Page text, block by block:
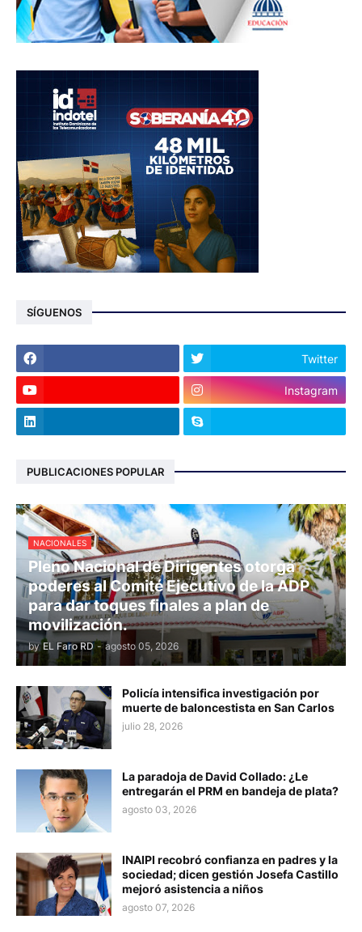
SÍGUENOS
Twitter
Instagram
PUBLICACIONES POPULAR
NACIONALES
Pleno Nacional de Dirigentes otorga
poderes al Comité Ejecutivo de la ADP
para dar toques finales a plan de
movilización.
by EL Faro RD - agosto 05, 2026
Policía intensifica investigación por
muerte de baloncestista en San Carlos
julio 28, 2026
La paradoja de David Collado: ¿Le
entregarán el PRM en bandeja de plata?
agosto 03, 2026
INAIPI recobró confianza en padres y la
sociedad; dicen gestión Josefa Castillo
mejoró asistencia a niños
agosto 07, 2026